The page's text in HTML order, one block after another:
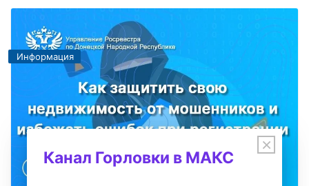
Информация
×
Канал Горловки в МАКС